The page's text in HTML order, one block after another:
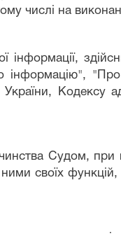
числі на
інформацію",
Кодексу
Судом, при
своїх